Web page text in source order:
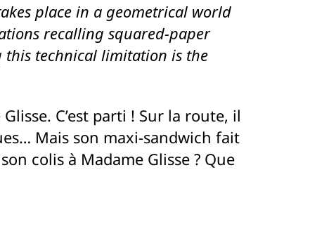
place in a geometrical world
recalling squared-paper
this technical limitation is the
C’est parti ! Sur la route, il
Mais son maxi-sandwich fait
colis à Madame Glisse ? Que